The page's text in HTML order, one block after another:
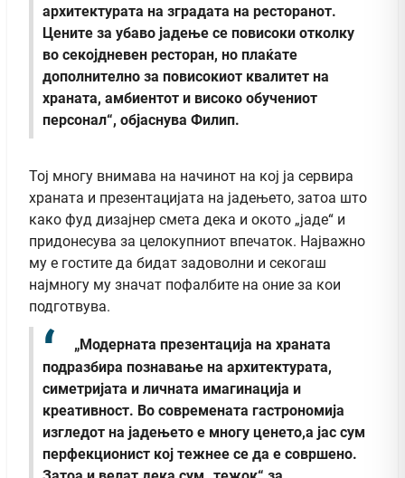
архитектурата на зградата на ресторанот.
Цените за убаво јадење се повисоки отколку
во секојдневен ресторан, но плаќате
дополнително за повисокиот квалитет на
храната, амбиентот и високо обучениот
персонал“, објаснува Филип.
Тој многу внимава на начинот на кој ја сервира
храната и презентацијата на јадењето, затоа што
како фуд дизајнер смета дека и окото „јаде“ и
придонесува за целокупниот впечаток. Најважно
му е гостите да бидат задоволни и секогаш
најмногу му значат пофалбите на оние за кои
подготвува.
„Модерната презентација на храната
подразбира познавање на архитектурата,
симетријата и личната имагинација и
креативност. Во современата гастрономија
изгледот на јадењето е многу ценето,а јас сум
перфекционист кој тежнее се да е совршено.